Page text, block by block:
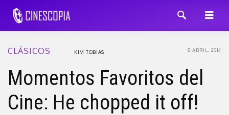
CLÁSICOS 8 ABRIL, 2014
KIM TOBIAS
Momentos Favoritos del
Cine: He chopped it off!